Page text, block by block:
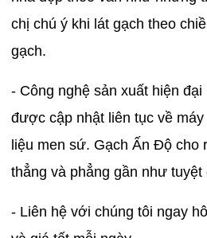
chị chú ý khi lát gạch theo
gạch.
- Công nghệ sản xuất hiện
được cập nhật liên tục về
liệu men sứ. Gạch Ấn Độ cho
thẳng và phẳng gần như tuyệt
- Liên hệ với chúng tôi ngay